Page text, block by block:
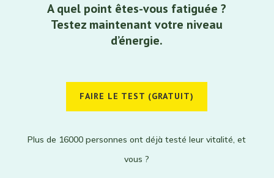
A quel point êtes-vous fatiguée ?
Testez maintenant votre niveau
d’énergie.
FAIRE LE TEST (GRATUIT)
Plus de 16000 personnes ont déjà testé leur vitalité, et
vous ?